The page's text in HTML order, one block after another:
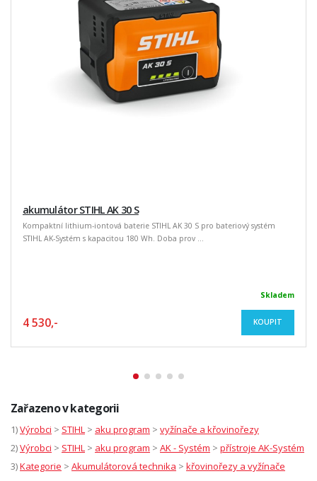
akumulátor STIHL AK 30 S
Kompaktní lithium-iontová baterie STIHL AK 30 S pro bateriový systém
STIHL AK-Systém s kapacitou 180 Wh. Doba prov ...
Skladem
4 530,- KOUPIT
Zařazeno v kategorii
1)Výrobci > STIHL > aku program > vyžínače a křovinořezy
2)Výrobci > STIHL > aku program > AK - Systém > přístroje AK-Systém
3)Kategorie > Akumulátorová technika > křovinořezy a vyžínače